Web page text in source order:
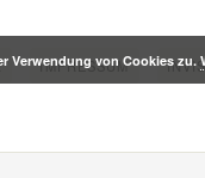
IMPRESSUM
Verwendung von Cookies zu.